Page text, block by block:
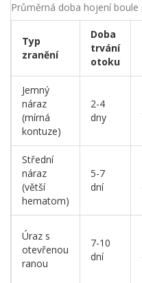
Průměrná doba hojení boule
Typ
zranění
Doba
trvání
otoku
Jemný
náraz
(mírná
kontuze)
2-4
dny
Střední
náraz
(větší
hematom)
5-7
dní
Úraz s
otevřenou
ranou
7-10
dní